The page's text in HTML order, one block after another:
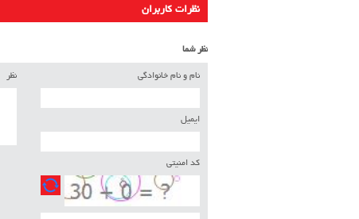
نظرات کاربران
نظر شما
نام و نام خانوادگی
ایمیل
کد امنیتی
نظر